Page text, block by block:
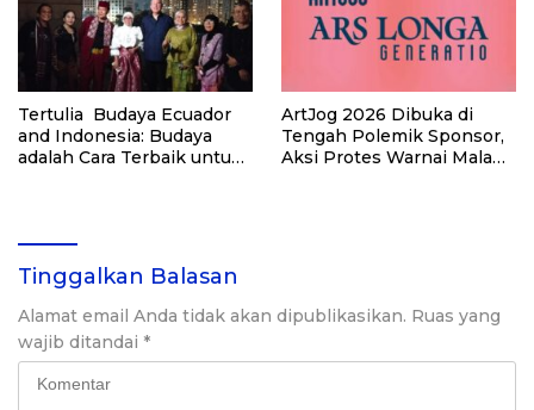
Tertulia Budaya Ecuador
and Indonesia: Budaya
adalah Cara Terbaik untuk
ArtJog 2026 Dibuka di
Tengah Polemik Sponsor,
Aksi Protes Warnai Malam
Tinggalkan Balasan
Alamat email Anda tidak akan dipublikasikan. Ruas yang
wajib ditandai *